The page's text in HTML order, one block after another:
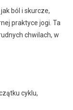
ból i skurcze,
praktyce jogi. Ta
chwilach, w
cyklu,